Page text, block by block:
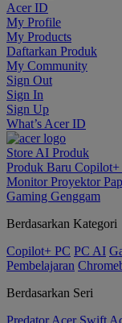
Acer ID
My Profile
My Products
Daftarkan Produk
My Community
Sign Out
Sign In
Sign Up
What’s Acer ID
Store AI Produk
Produk Baru Copilot+
MonitorProyektor
Gaming Genggam
Berdasarkan Kategori
Copilot+ PC PC AI
Pembelajaran
Berdasarkan Seri
Predator Acer Swift